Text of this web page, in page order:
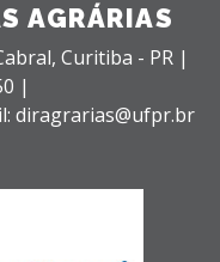
AGRÁRIAS
Curitiba - PR |
|
diragrarias@ufpr.br